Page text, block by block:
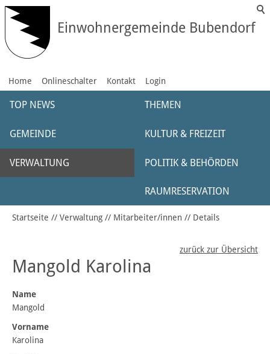
Einwohnergemeinde Bubendorf
Home Onlineschalter Kontakt Login
TOP NEWS THEMEN
GEMEINDE KULTUR & FREIZEIT
VERWALTUNG POLITIK & BEHÖRDEN
RAUMRESERVATION
Startseite Verwaltung Mitarbeiter/innen Details
zurück zur Übersicht
Mangold Karolina
Name
Mangold
Vorname
Karolina